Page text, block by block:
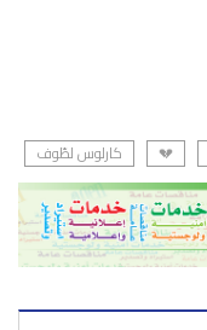
💔 كارلوس لطّوف